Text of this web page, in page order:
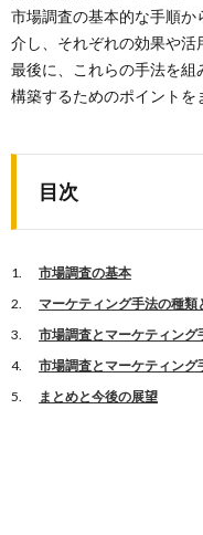
市場調査の基本的な手順
介し、それぞれの効果や活
最後に、これらの手法を
構築するためのポイントを
目次
市場調査の基本
マーケティング手法の種類
市場調査とマーケティング
市場調査とマーケティング
まとめと今後の展望